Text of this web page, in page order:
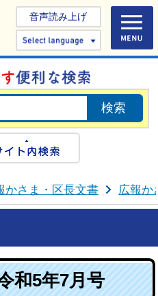
音声読み上げ
Select
検索
かさま・区長文書 広報か
和5年7月号